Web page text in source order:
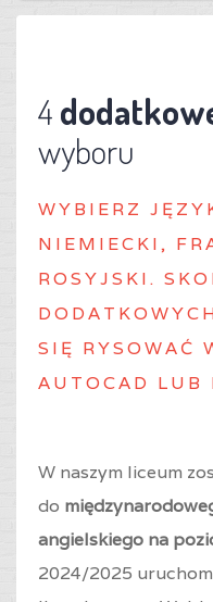
4
wyboru
WYBIERZ J
NIEMIECKI,
ROSYJSKI.
SIĘ RYSOWAĆ
AUTOCAD LUB
W naszym liceum
do
angielskiego na
2024/2025